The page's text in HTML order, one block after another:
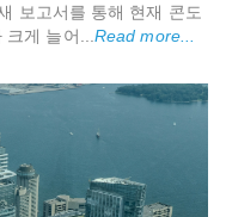
보고서를 통해 현재 콘도
게 늘어... Read more...